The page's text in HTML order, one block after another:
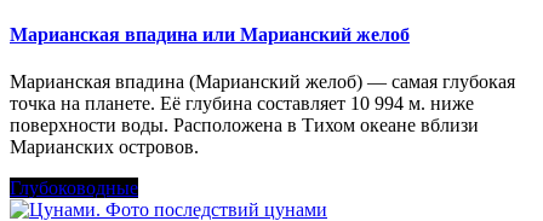
Марианская впадина или Марианский желоб
Марианская впадина (Марианский желоб) — самая глубокая
точка на планете. Её глубина составляет 10 994 м. ниже
поверхности воды. Расположена в Тихом океане вблизи
Марианских островов.
Глубоководные